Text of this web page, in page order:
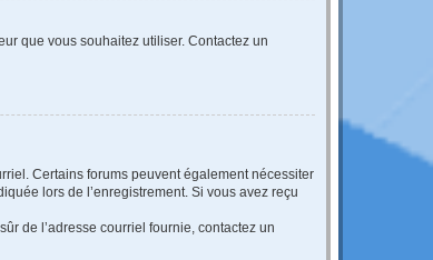
que vous souhaitez utiliser. Contactez un
Certains forums peuvent également nécessiter
lors de l’enregistrement. Si vous avez reçu
de l’adresse courriel fournie, contactez un